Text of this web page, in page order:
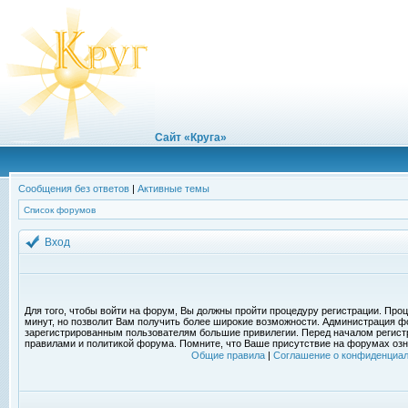
Сайт «Круга»
Сообщения без ответов | Активные темы
Список форумов
Вход
Для того, чтобы войти на форум, Вы должны пройти процедуру регистрации.
минут, но позволит Вам получить более широкие возможности. Администрация
зарегистрированным пользователям большие привилегии. Перед началом
правилами и политикой форума. Помните, что Ваше присутствие на форумах
Общие правила| Соглашение о